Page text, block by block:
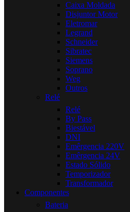
Caixa Moldada
Disjuntor Motor
Eletromar
Legrand
Schneider
Sibratec
Siemens
Soprano
Weg
Outros
Relé
Relé
By Pass
Biestável
DNI
Emêrgencia 220V
Emêrgencia 24V
Estado Sólido
Temporizador
Transformador
Componentes
Bateria